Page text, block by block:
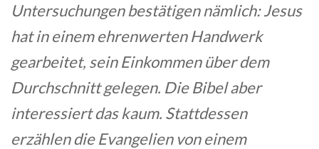
Untersuchungen bestätigen nämlich: Jesus
hat in einem ehrenwerten Handwerk
gearbeitet, sein Einkommen über dem
Durchschnitt gelegen. Die Bibel aber
interessiert das kaum. Stattdessen
erzählen die Evangelien von einem